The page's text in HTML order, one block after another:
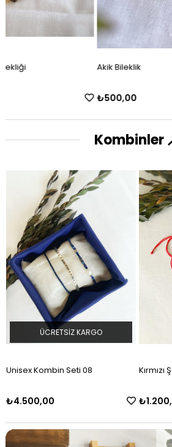
Akik Bileklik Lapis
Kombinler
Kırmızı Şans Mantarı 3lü set
₺1.200,00
Senin